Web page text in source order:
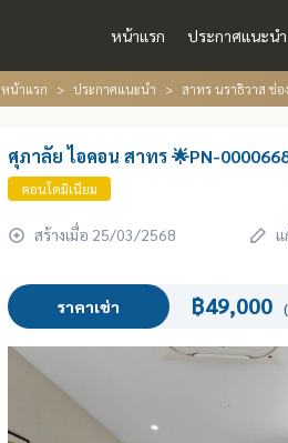
หน้าแรก ประกาศแนะนำ
หน้าแรก ประกาศแนะนำ สาทร นราธิวาส ช่
ศุภาลัย ไอคอน สาทร 🌟PN-
คอนโดมิเนียม
สร้างเมื่อ 25/03/2568
ราคาเช่า ฿49,000